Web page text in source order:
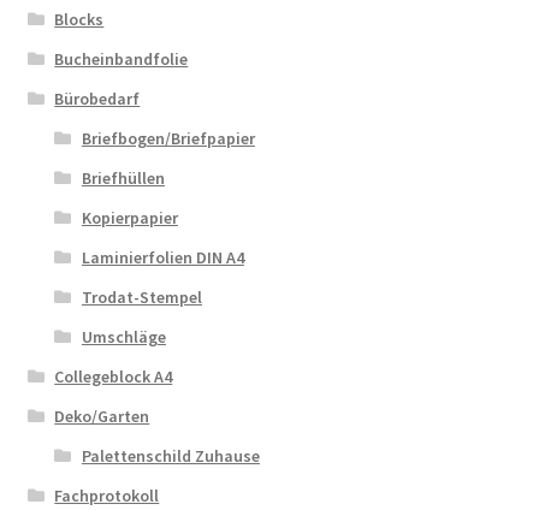
Blocks
Bucheinbandfolie
Bürobedarf
Briefbogen/Briefpapier
Briefhüllen
Kopierpapier
Laminierfolien DIN A4
Trodat-Stempel
Umschläge
Collegeblock A4
Deko/Garten
Palettenschild Zuhause
Fachprotokoll